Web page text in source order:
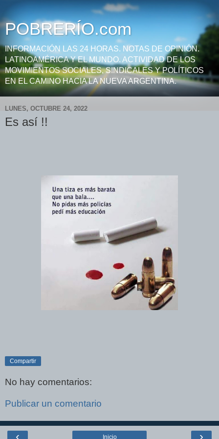
POBRERÍO.com
INFORMACIÓN LAS 24 HORAS. NOTAS DE OPINIÓN.
LATINOAMÉRICA Y EL MUNDO. ACTIVIDAD DE LOS
MOVIMIENTOS SOCIALES, SINDICALES Y POLÍTICOS
EN EL CAMINO HACIA LA NUEVA ARGENTINA.
LUNES, OCTUBRE 24, 2022
Es así !!
Compartir
No hay comentarios:
Publicar un comentario
‹ ›
Inicio